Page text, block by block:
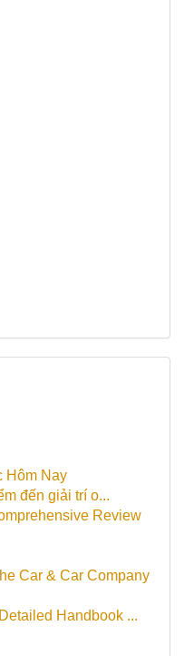
Hôm Nay
đến giải trí o...
Review
Car & Car Company
Handbook ...